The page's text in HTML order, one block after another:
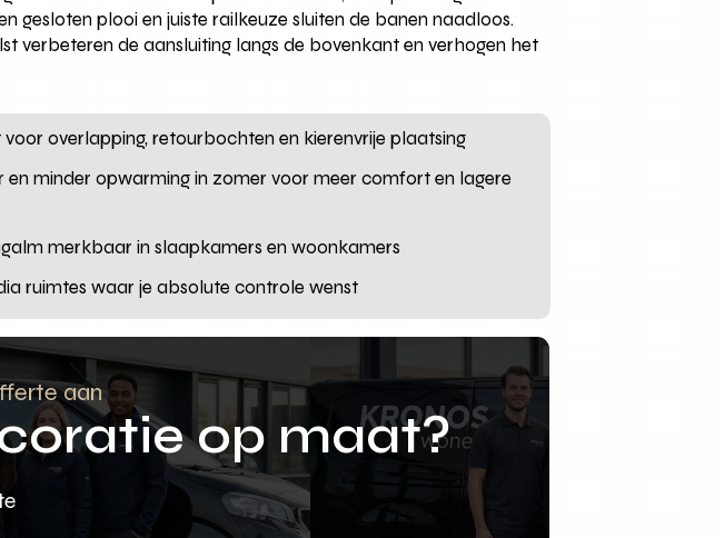
gesloten plooi en juiste railkeuze sluiten de banen naadloos.
verbeteren de aansluiting langs de bovenkant en verhogen het
overlapping, retourbochten en kierenvrije plaatsing
minder opwarming in zomer voor meer comfort en lagere
merkbaar in slaapkamers en woonkamers
ruimtes waar je absolute controle wenst
aan
op maat?